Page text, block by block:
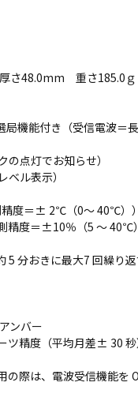
さ48.0mm 重さ185.0ｇ
機能付き（受信電波＝
点灯でお知らせ）
ル表示）
度＝± 2℃（0～ 40℃））
精度＝±10％（5 ～ 40℃
分おきに最大7 回繰り返
ンバー
ツ精度（平均月差± 30
際は、電波受信機能を